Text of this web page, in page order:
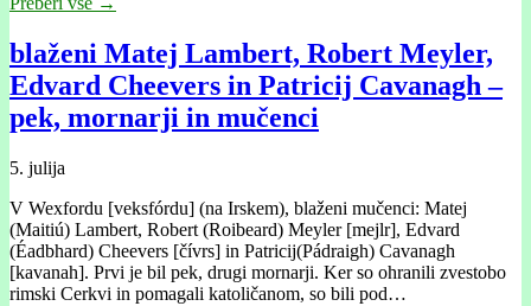
blaženi Matej Lambert, Robert Meyler,
Edvard Cheevers in Patricij Cavanagh –
pek, mornarji in mučenci
5. julija
V Wexfordu [veksfórdu] (na Irskem), blaženi mučenci: Matej
(Maitiú) Lambert, Robert (Roibeard) Meyler [mejlr], Edvard
(Éadbhard) Cheevers [čívrs] in Patricij(Pádraigh) Cavanagh
[kavanah]. Prvi je bil pek, drugi mornarji. Ker so ohranili zvestobo
rimski Cerkvi in pomagali katoličanom, so bili pod…